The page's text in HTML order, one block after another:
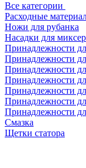
Все категории
Расходные
Ножи для рубанка
Насадки для
Принадлежности
Принадлежности
Принадлежности
Принадлежности
Принадлежности
Принадлежности
Принадлежности
Смазка
Щетки статора